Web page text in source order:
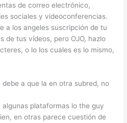
de correo electrónico,
sociales y videoconferencias.
a los angeles suscripción de tu
de tus vídeos, pero OJO, hazlo
o lo los cuales es lo mismo,
debe a que la en otra subred, no
algunas plataformas lo the guy
en otras parece cuestión de